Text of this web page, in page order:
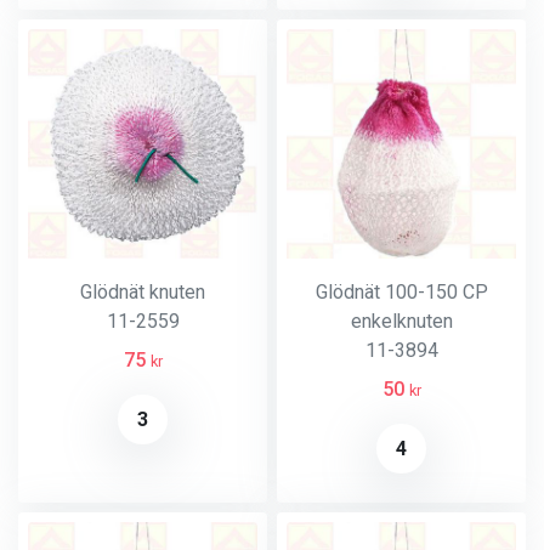
Glödnät knuten
11-2559
75 kr
3
Glödnät 100-150 CP
enkelknuten
11-3894
50 kr
4